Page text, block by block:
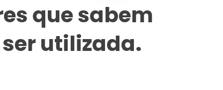
que sabem
utilizada.